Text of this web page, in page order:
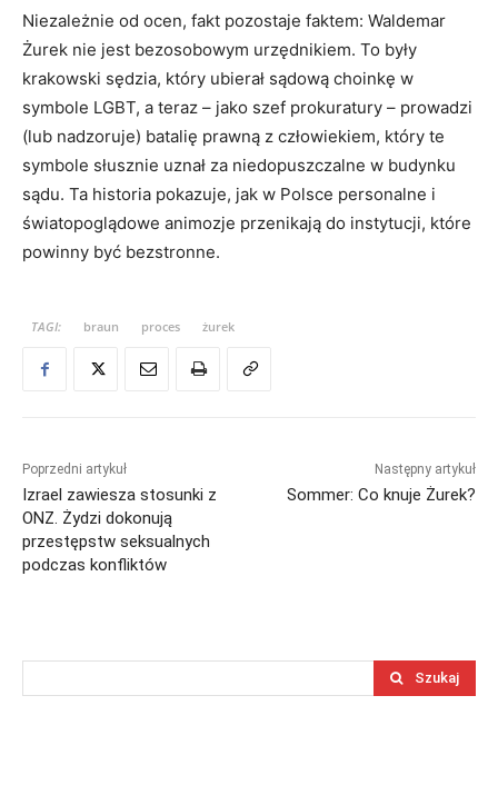
Niezależnie od ocen, fakt pozostaje faktem: Waldemar
Żurek nie jest bezosobowym urzędnikiem. To były
krakowski sędzia, który ubierał sądową choinkę w
symbole LGBT, a teraz – jako szef prokuratury – prowadzi
(lub nadzoruje) batalię prawną z człowiekiem, który te
symbole słusznie uznał za niedopuszczalne w budynku
sądu. Ta historia pokazuje, jak w Polsce personalne i
światopoglądowe animozje przenikają do instytucji, które
powinny być bezstronne.
TAGI: braun proces żurek
Poprzedni artykuł
Izrael zawiesza stosunki z
ONZ. Żydzi dokonują
przestępstw seksualnych
podczas konfliktów
Następny artykuł
Sommer: Co knuje Żurek?
Szukaj